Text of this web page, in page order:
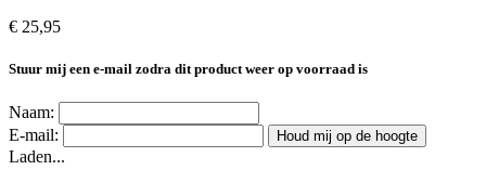
€ 25,95
Stuur mij een e-mail zodra dit product weer op voorraad is
Naam:
E-mail:
Houd mij op de hoogte
Laden...